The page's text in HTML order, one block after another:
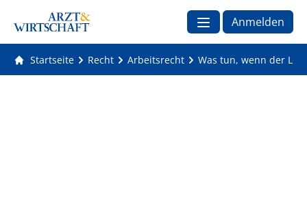
Anmelden
Startseite Recht Arbeitsrecht Was tun, wenn der